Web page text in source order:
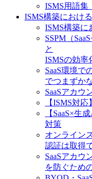
ISMS用語集
ISMS構築におけ
ISMS構築に
SSPM（
と
ISMSの効率
SaaS環境で
でつまずか
SaaSアカウ
【ISMS対
【SaaS×生
対策
オンライン
認証は取得
SaaSアカウ
を防ぐため